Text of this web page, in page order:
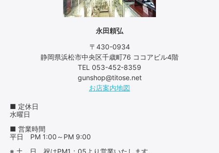
永田頼弘
〒430-0934
静岡県浜松市中央区千歳町76 ココアビル4階
TEL 053-452-8359
gunshop@titose.net
お店案内地図
■ 定休日
水曜日
■ 営業時間
平日 PM 1:00～PM 9:00
※ 土、日、祝はPM1：05より営業いたします。